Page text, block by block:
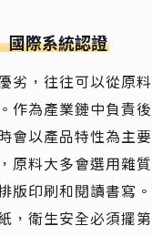
際系統認證
劣，往往可以從原
作為產業鏈中負責
會以產品特性為主
原料大多會選用雜
版印刷和閱讀書寫
，衛生安全必須擺